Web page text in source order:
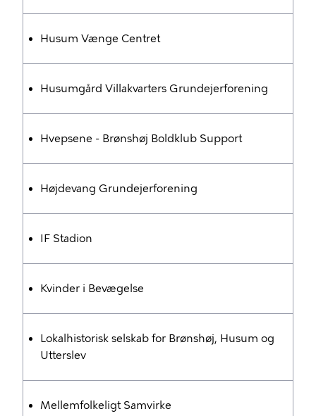
Husum Vænge Centret
Husumgård Villakvarters Grundejerforening
Hvepsene - Brønshøj Boldklub Support
Højdevang Grundejerforening
IF Stadion
Kvinder i Bevægelse
Lokalhistorisk selskab for Brønshøj, Husum og
Utterslev
Mellemfolkeligt Samvirke